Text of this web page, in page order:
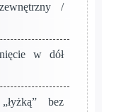
/
w dół
bez